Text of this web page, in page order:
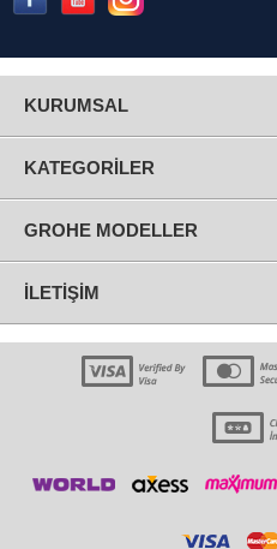
KURUMSAL
KATEGORILER
GROHE MODELLER
İLETIŞIM